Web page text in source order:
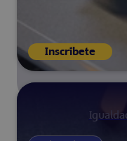
Inscríbete